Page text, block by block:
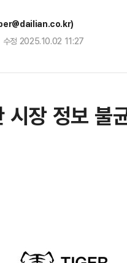
정 2025.10.02 11:27
시장 정보 불